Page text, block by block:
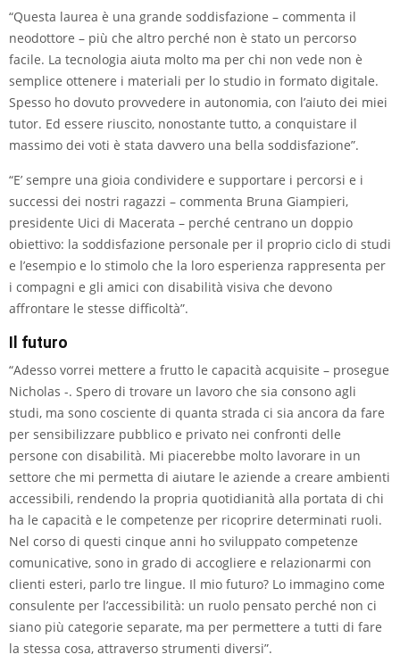
“Questa laurea è una grande soddisfazione – commenta il
neodottore – più che altro perché non è stato un percorso
facile. La tecnologia aiuta molto ma per chi non vede non è
semplice ottenere i materiali per lo studio in formato digitale.
Spesso ho dovuto provvedere in autonomia, con l’aiuto dei miei
tutor. Ed essere riuscito, nonostante tutto, a conquistare il
massimo dei voti è stata davvero una bella soddisfazione”.
“E’ sempre una gioia condividere e supportare i percorsi e i
successi dei nostri ragazzi – commenta Bruna Giampieri,
presidente Uici di Macerata – perché centrano un doppio
obiettivo: la soddisfazione personale per il proprio ciclo di studi
e l’esempio e lo stimolo che la loro esperienza rappresenta per
i compagni e gli amici con disabilità visiva che devono
affrontare le stesse difficoltà”.
Il futuro
“Adesso vorrei mettere a frutto le capacità acquisite – prosegue
Nicholas -. Spero di trovare un lavoro che sia consono agli
studi, ma sono cosciente di quanta strada ci sia ancora da fare
per sensibilizzare pubblico e privato nei confronti delle
persone con disabilità. Mi piacerebbe molto lavorare in un
settore che mi permetta di aiutare le aziende a creare ambienti
accessibili, rendendo la propria quotidianità alla portata di chi
ha le capacità e le competenze per ricoprire determinati ruoli.
Nel corso di questi cinque anni ho sviluppato competenze
comunicative, sono in grado di accogliere e relazionarmi con
clienti esteri, parlo tre lingue. Il mio futuro? Lo immagino come
consulente per l’accessibilità: un ruolo pensato perché non ci
siano più categorie separate, ma per permettere a tutti di fare
la stessa cosa, attraverso strumenti diversi”.